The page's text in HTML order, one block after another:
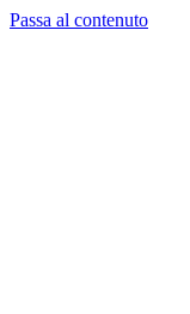
Passa al contenuto